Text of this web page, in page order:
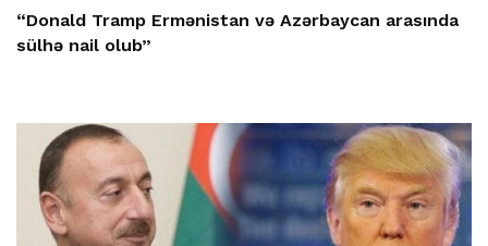
“Donald Tramp Ermənistan və Azərbaycan arasında
sülhə nail olub”